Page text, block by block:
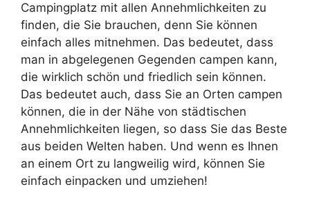
Campingplatz mit allen Annehmlichkeiten zu
finden, die Sie brauchen, denn Sie können
einfach alles mitnehmen. Das bedeutet, dass
man in abgelegenen Gegenden campen kann,
die wirklich schön und friedlich sein können.
Das bedeutet auch, dass Sie an Orten campen
können, die in der Nähe von städtischen
Annehmlichkeiten liegen, so dass Sie das Beste
aus beiden Welten haben. Und wenn es Ihnen
an einem Ort zu langweilig wird, können Sie
einfach einpacken und umziehen!